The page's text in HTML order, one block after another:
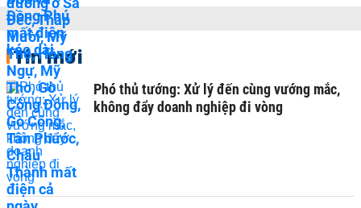
Tin mới
Phó thủ tướng: Xử lý đến cùng vướng mắc,
không đẩy doanh nghiệp đi vòng